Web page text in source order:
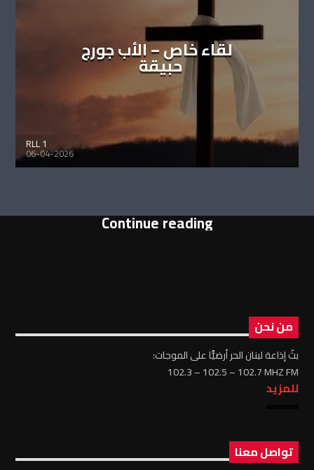
لقاء خاص – الأب جورج
حبيقة
RLL 1
06-04-2026
Continue reading
من نحن
بثّ إذاعة لبنان الحر أرضيًّا على الموجات:
102.3 – 102.5 – 102.7 MHZ FM
للمزيد
تواصل معنا